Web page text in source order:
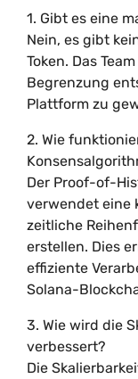
1. Gibt es eine
Nein, es gibt
Token. Das
Begrenzung
Plattform zu
2. Wie
Der Proof-of-
verwendet eine
zeitliche
erstellen. Dies
effiziente
Solana-
3. Wie wird die
verbessert?
Die